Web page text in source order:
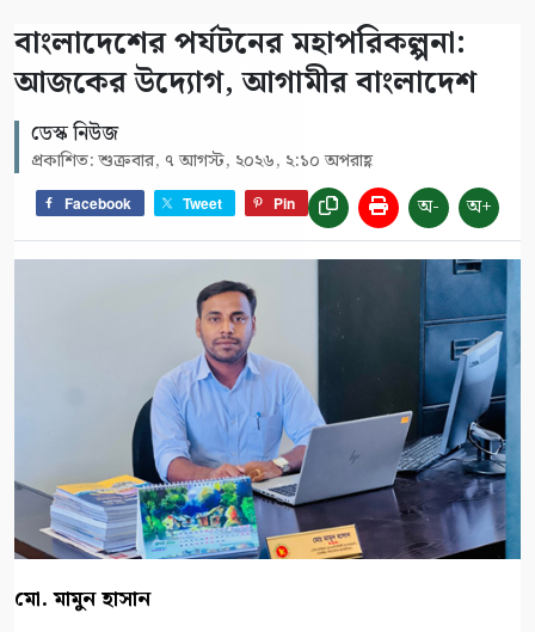
বাংলাদেশের পর্যটনের মহাপরিকল্পনা:
আজকের উদ্যোগ, আগামীর বাংলাদেশ
ডেস্ক নিউজ
প্রকাশিত: শুক্রবার, ৭ আগস্ট, ২০২৬, ২:১০ অপরাহ্ণ
Facebook Tweet Pin অ- অ+
মো. মামুন হাসান